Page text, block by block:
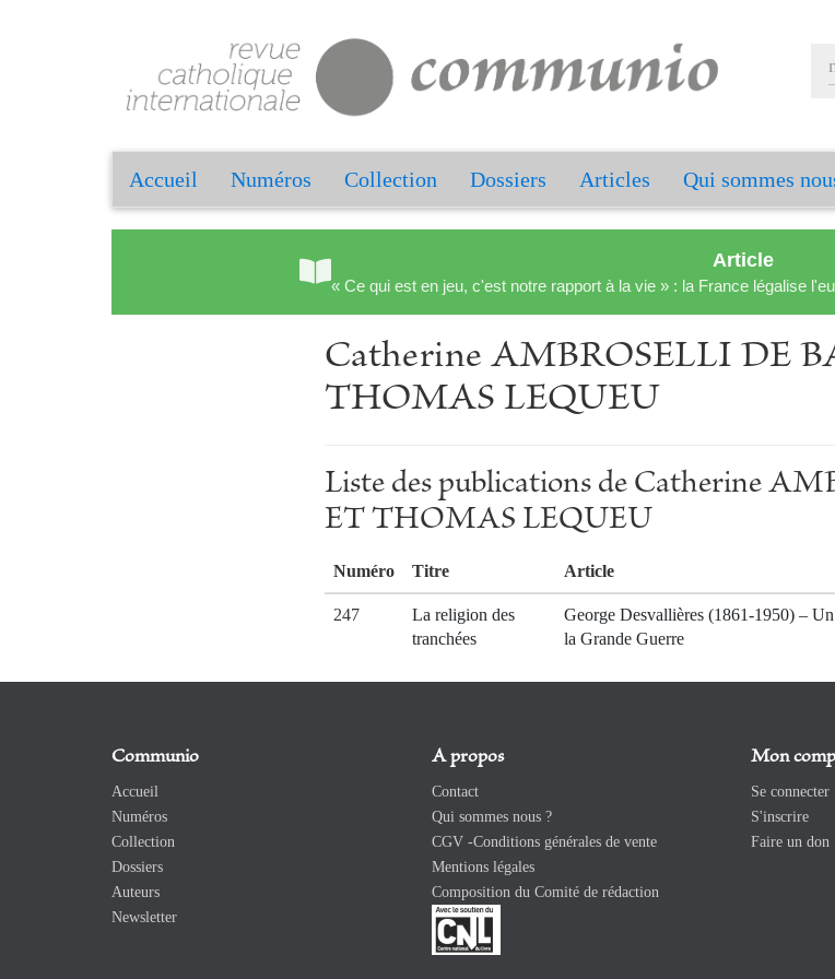
Accueil Numéros Collection Dossiers Articles Qui sommes
Article
« Ce qui est en jeu, c'est notre rapport à la vie » : la France légalise
Catherine AMBROSELLI DE
THOMAS LEQUEU
Liste des publications de Catherine
ET THOMAS LEQUEU
Numéro Titre Article
247
La religion des
tranchées
George Desvallières (1861-1950) –
la Grande Guerre
Communio
Accueil
Numéros
Collection
Dossiers
Auteurs
Newsletter
A propos
Contact
Qui sommes nous ?
CGV -Conditions générales de vente
Mentions légales
Composition du Comité de rédaction
Mon
Se connecter
S'inscrire
Faire un don